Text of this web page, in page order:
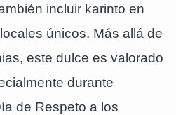
incluir karinto en
únicos. Más allá de
este dulce es valorado
durante
de Respeto a los